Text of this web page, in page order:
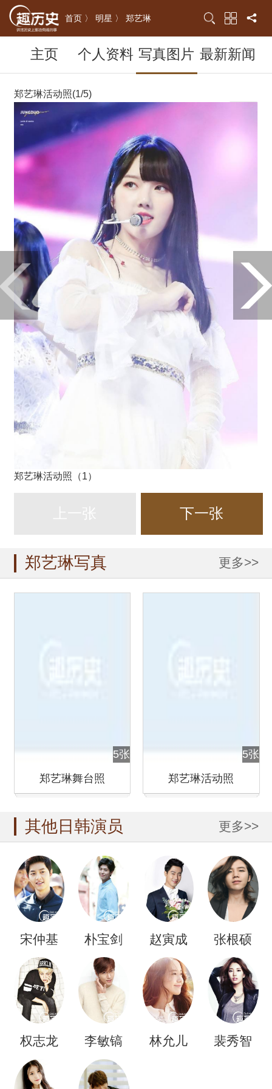
首页 〉 明星 〉 郑艺琳
主页 个人资料 写真图片 最新新闻
郑艺琳活动照(1/5)
郑艺琳活动照（1）
下一张
郑艺琳写真 更多>>
5张
郑艺琳舞台照
5张
郑艺琳活动照
其他日韩演员 更多>>
宋仲基 朴宝剑 赵寅成 张根硕
权志龙 李敏镐 林允儿 裴秀智